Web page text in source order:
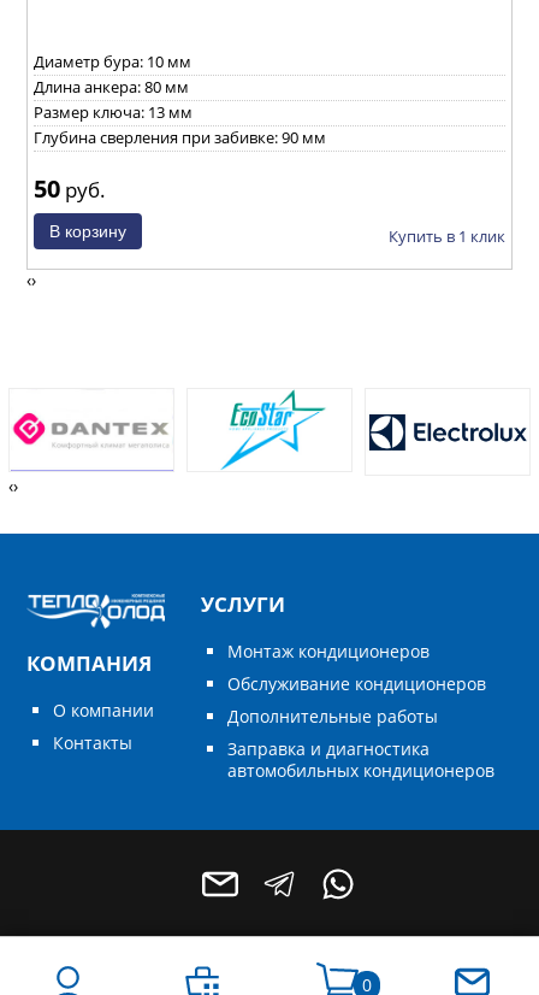
Диаметр бура: 10 мм
Длина анкера: 80 мм
Размер ключа: 13 мм
Глубина сверления при забивке: 90 мм
50 руб.
Купить в 1 клик
‹›
‹›
КОМПАНИЯ
О компании
Контакты
УСЛУГИ
Монтаж кондиционеров
Обслуживание кондиционеров
Дополнительные работы
Заправка и диагностика
автомобильных кондиционеров
0